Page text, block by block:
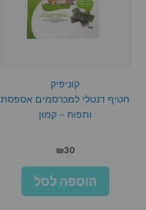
קוניפיק
חטיף דנטלי למכרסמים אספסת
ותפוח – קמון
₪30
הוספה לסל